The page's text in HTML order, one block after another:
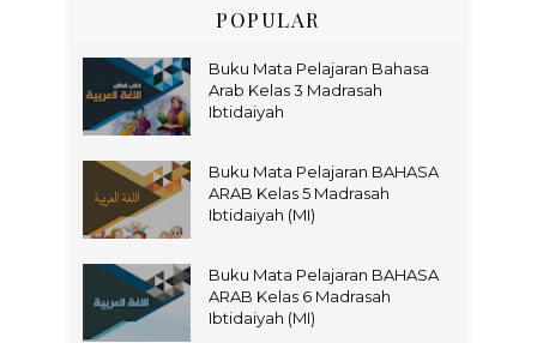
POPULAR
Buku Mata Pelajaran Bahasa
Arab Kelas 3 Madrasah
Ibtidaiyah
Buku Mata Pelajaran BAHASA
ARAB Kelas 5 Madrasah
Ibtidaiyah (MI)
Buku Mata Pelajaran BAHASA
ARAB Kelas 6 Madrasah
Ibtidaiyah (MI)